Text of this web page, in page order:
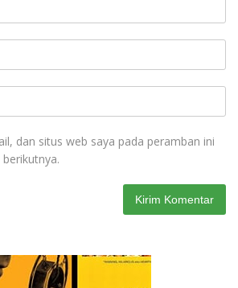
dan situs web saya pada peramban ini